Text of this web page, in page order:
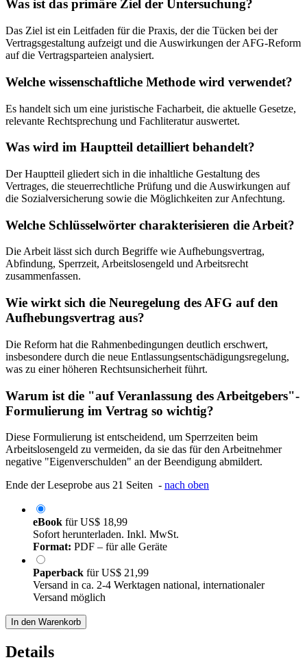
Was ist das primäre Ziel der Untersuchung?
Das Ziel ist ein Leitfaden für die Praxis, der die Tücken bei der
Vertragsgestaltung aufzeigt und die Auswirkungen der AFG-Reform
auf die Vertragsparteien analysiert.
Welche wissenschaftliche Methode wird verwendet?
Es handelt sich um eine juristische Facharbeit, die aktuelle Gesetze,
relevante Rechtsprechung und Fachliteratur auswertet.
Was wird im Hauptteil detailliert behandelt?
Der Hauptteil gliedert sich in die inhaltliche Gestaltung des
Vertrages, die steuerrechtliche Prüfung und die Auswirkungen auf
die Sozialversicherung sowie die Möglichkeiten zur Anfechtung.
Welche Schlüsselwörter charakterisieren die Arbeit?
Die Arbeit lässt sich durch Begriffe wie Aufhebungsvertrag,
Abfindung, Sperrzeit, Arbeitslosengeld und Arbeitsrecht
zusammenfassen.
Wie wirkt sich die Neuregelung des AFG auf den
Aufhebungsvertrag aus?
Die Reform hat die Rahmenbedingungen deutlich erschwert,
insbesondere durch die neue Entlassungsentschädigungsregelung,
was zu einer höheren Rechtsunsicherheit führt.
Warum ist die "auf Veranlassung des Arbeitgebers"-
Formulierung im Vertrag so wichtig?
Diese Formulierung ist entscheidend, um Sperrzeiten beim
Arbeitslosengeld zu vermeiden, da sie das für den Arbeitnehmer
negative "Eigenverschulden" an der Beendigung abmildert.
Ende der Leseprobe aus 21 Seiten - nach oben
eBook fürUS$ 18,99
Sofort herunterladen. Inkl. MwSt.
Format: PDF – für alle Geräte
Paperback fürUS$ 21,99
Versand in ca. 2-4 Werktagen national, internationaler
Versand möglich
In den Warenkorb
Details